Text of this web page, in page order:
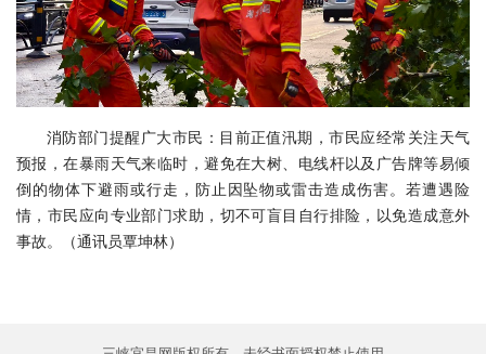
消防部门提醒广大市民：目前正值汛期，市民应经常关注天气
预报，在暴雨天气来临时，避免在大树、电线杆以及广告牌等易倾
倒的物体下避雨或行走，防止因坠物或雷击造成伤害。若遭遇险
情，市民应向专业部门求助，切不可盲目自行排险，以免造成意外
事故。（通讯员覃坤林）